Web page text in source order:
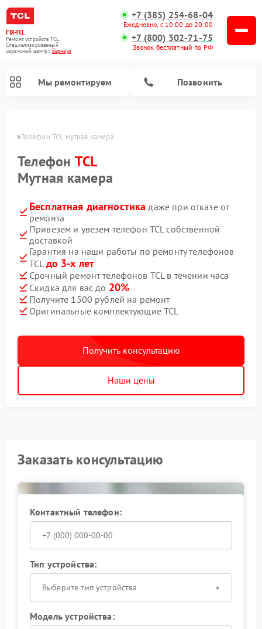
FIX-TCL
Ремонт устройств TCL
Специализированный
cервисный центр г.Барнаул
+7 (385) 254-68-04
Ежедневно, с 10:00 до 20:00
+7 (800) 302-71-75
Звонок бесплатный по РФ
Мы ремонтируем Позвонить
Телефон TCL мутная камера
Телефон TCL
Мутная камера
Бесплатная диагностика даже при отказе от
ремонта
Привезем и увезем телефон TCL собственной
доставкой
Гарантия на наши работы по ремонту телефонов
TCL до 3-х лет
Срочный ремонт телефонов TCL в течении часа
Скидка для вас до 20%
Получите 1500 рублей на ремонт
Оригинальные комплектующие TCL
Получить консультацию
Наши цены
Заказать консультацию
Контактный телефон:
Тип устройства:
Выберите тип устройства
Модель устройства: